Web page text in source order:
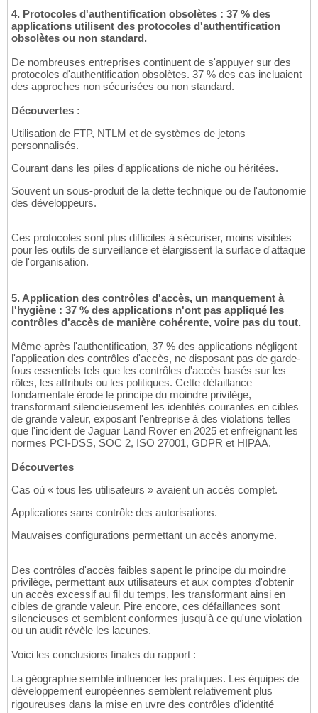
4. Protocoles d'authentification obsolètes : 37 % des
applications utilisent des protocoles d'authentification
obsolètes ou non standard.
De nombreuses entreprises continuent de s'appuyer sur des
protocoles d'authentification obsolètes. 37 % des cas incluaient
des approches non sécurisées ou non standard.
Découvertes :
Utilisation de FTP, NTLM et de systèmes de jetons
personnalisés.
Courant dans les piles d'applications de niche ou héritées.
Souvent un sous-produit de la dette technique ou de l'autonomie
des développeurs.
Ces protocoles sont plus difficiles à sécuriser, moins visibles
pour les outils de surveillance et élargissent la surface d'attaque
de l'organisation.
5. Application des contrôles d'accès, un manquement à
l'hygiène : 37 % des applications n'ont pas appliqué les
contrôles d'accès de manière cohérente, voire pas du tout.
Même après l'authentification, 37 % des applications négligent
l'application des contrôles d'accès, ne disposant pas de garde-
fous essentiels tels que les contrôles d'accès basés sur les
rôles, les attributs ou les politiques. Cette défaillance
fondamentale érode le principe du moindre privilège,
transformant silencieusement les identités courantes en cibles
de grande valeur, exposant l'entreprise à des violations telles
que l'incident de Jaguar Land Rover en 2025 et enfreignant les
normes PCI-DSS, SOC 2, ISO 27001, GDPR et HIPAA.
Découvertes
Cas où « tous les utilisateurs » avaient un accès complet.
Applications sans contrôle des autorisations.
Mauvaises configurations permettant un accès anonyme.
Des contrôles d'accès faibles sapent le principe du moindre
privilège, permettant aux utilisateurs et aux comptes d'obtenir
un accès excessif au fil du temps, les transformant ainsi en
cibles de grande valeur. Pire encore, ces défaillances sont
silencieuses et semblent conformes jusqu'à ce qu'une violation
ou un audit révèle les lacunes.
Voici les conclusions finales du rapport :
La géographie semble influencer les pratiques. Les équipes de
développement européennes semblent relativement plus
rigoureuses dans la mise en uvre des contrôles d'identité